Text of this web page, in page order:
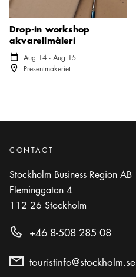
Drop-in workshop
akvarellmåleri
Kalender ikon
Aug 14 - Aug 15
Plats ikonPresentmakeriet
CONTACT
Stockholm Business Region AB
Fleminggatan 4
112 26 Stockholm
+46 8-508 285 08
touristinfo@stockholm.se